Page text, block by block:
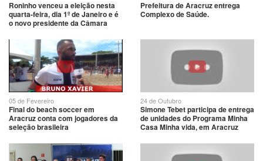
Roninho venceu a eleição nesta
quarta-feira, dia 1º de Janeiro e é
o novo presidente da Câmara
Prefeitura de Aracruz entrega
Complexo de Saúde.
05 de Fevereiro
Final do beach soccer em
Aracruz conta com jogadores da
seleção brasileira
24 de Outubro
Simone Tebet participa de entrega
de unidades do Programa Minha
Casa Minha vida, em Aracruz